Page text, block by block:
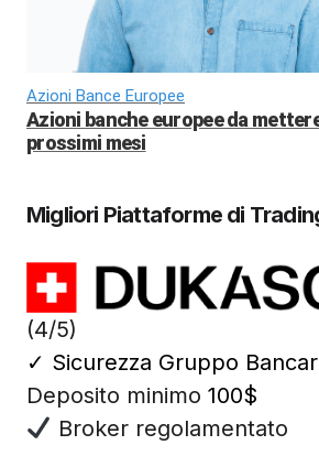
Azioni Bance Europee
Azioni banche europee da
prossimi mesi
Migliori Piattaforme di
(4/5)
✓ Sicurezza Gruppo
Deposito minimo 100$
Broker regolamentato